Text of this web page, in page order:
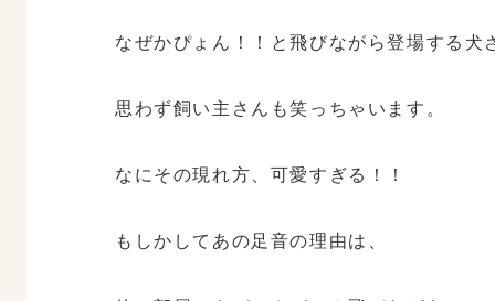
なぜかぴょん！！と飛びながら登場する犬
思わず飼い主さんも笑っちゃいます。
なにその現れ方、可愛すぎる！！
もしかしてあの足音の理由は、